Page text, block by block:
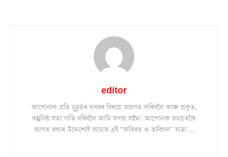
editor
আপোনাক প্ৰতি মুহূৰ্তৰ খবৰৰ বিষয়ে অৱগত কৰিবলৈ আৰু প্ৰকৃত,
বস্তুনিষ্ঠ সত্য দাঙি ধৰিবলৈ আমি সদায় সষ্টম। আপোনাক সময়তকৈ
আগত ৰখাৰ উদ্দেশ্যেই আমাৰ এই "অবিৰত ও অবিচল" যাত্ৰা ...